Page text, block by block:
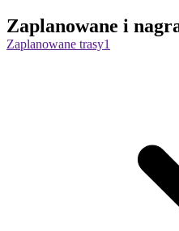
Zaplanowane i
Zaplanowane trasy1